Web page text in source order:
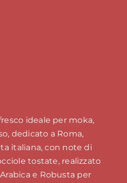
ideale per moka,
dedicato a Roma,
italiana, con note di
tostate, realizzato
e Robusta per